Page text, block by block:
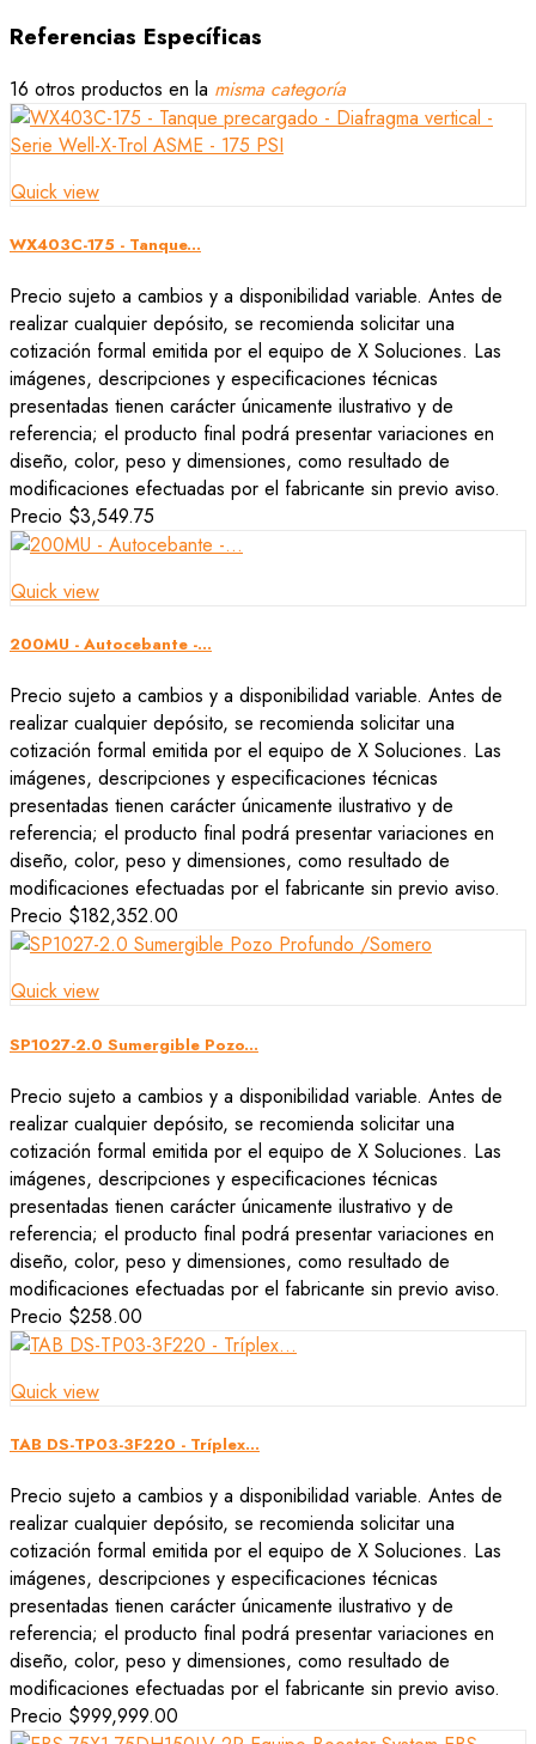
Referencias Específicas
16 otros productos en la misma categoría
Quick view
WX403C-175 - Tanque...
Precio sujeto a cambios y a disponibilidad variable. Antes de
realizar cualquier depósito, se recomienda solicitar una
cotización formal emitida por el equipo de X Soluciones. Las
imágenes, descripciones y especificaciones técnicas
presentadas tienen carácter únicamente ilustrativo y de
referencia; el producto final podrá presentar variaciones en
diseño, color, peso y dimensiones, como resultado de
modificaciones efectuadas por el fabricante sin previo aviso.
Precio $3,549.75
Quick view
200MU - Autocebante -...
Precio sujeto a cambios y a disponibilidad variable. Antes de
realizar cualquier depósito, se recomienda solicitar una
cotización formal emitida por el equipo de X Soluciones. Las
imágenes, descripciones y especificaciones técnicas
presentadas tienen carácter únicamente ilustrativo y de
referencia; el producto final podrá presentar variaciones en
diseño, color, peso y dimensiones, como resultado de
modificaciones efectuadas por el fabricante sin previo aviso.
Precio $182,352.00
Quick view
SP1027-2.0 Sumergible Pozo...
Precio sujeto a cambios y a disponibilidad variable. Antes de
realizar cualquier depósito, se recomienda solicitar una
cotización formal emitida por el equipo de X Soluciones. Las
imágenes, descripciones y especificaciones técnicas
presentadas tienen carácter únicamente ilustrativo y de
referencia; el producto final podrá presentar variaciones en
diseño, color, peso y dimensiones, como resultado de
modificaciones efectuadas por el fabricante sin previo aviso.
Precio $258.00
Quick view
TAB DS-TP03-3F220 - Tríplex...
Precio sujeto a cambios y a disponibilidad variable. Antes de
realizar cualquier depósito, se recomienda solicitar una
cotización formal emitida por el equipo de X Soluciones. Las
imágenes, descripciones y especificaciones técnicas
presentadas tienen carácter únicamente ilustrativo y de
referencia; el producto final podrá presentar variaciones en
diseño, color, peso y dimensiones, como resultado de
modificaciones efectuadas por el fabricante sin previo aviso.
Precio $999,999.00